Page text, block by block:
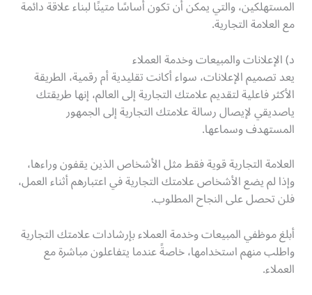
المستهلكين، والتي يمكن أن تكون أساسًا متينًا لبناء علاقة دائمة
مع العلامة التجارية.
د) الإعلانات والمبيعات وخدمة العملاء
يعد تصميم الإعلانات، سواء أكانت تقليدية أم رقمية، الطريقة
الأكثر فاعلية لتقديم علامتك التجارية إلى العالم، إنها طريقتك
ياصديقي لإيصال رسالة علامتك التجارية إلى الجمهور
المستهدف وسماعها.
العلامة التجارية قوية فقط مثل الأشخاص الذين يقفون وراءها،
وإذا لم يضع الأشخاص علامتك التجارية في اعتبارهم أثناء العمل،
فلن تحصل على النجاح المطلوب.
أبلغ موظفي المبيعات وخدمة العملاء بإرشادات علامتك التجارية
واطلب منهم استخدامها، خاصةً عندما يتفاعلون مباشرة مع
العملاء.